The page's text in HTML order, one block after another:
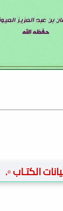
الكتـاب ▫️.